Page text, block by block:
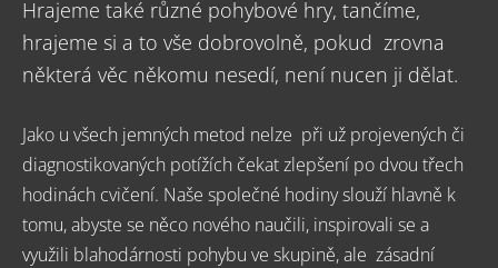
Hrajeme také různé pohybové hry, tančíme,
hrajeme si a to vše dobrovolně, pokud zrovna
některá věc někomu nesedí, není nucen ji dělat.
Jako u všech jemných metod nelze při už projevených či
diagnostikovaných potížích čekat zlepšení po dvou třech
hodinách cvičení. Naše společné hodiny slouží hlavně k
tomu,abyste se něco nového naučili, inspirovali se a
využili blahodárnosti pohybu ve skupině, ale zásadní